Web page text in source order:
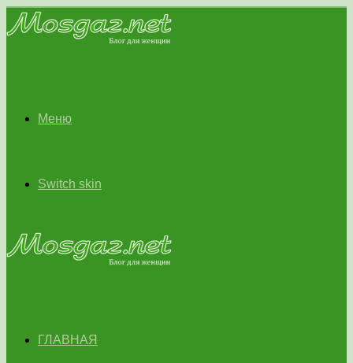
Меню
Switch skin
ГЛАВНАЯ